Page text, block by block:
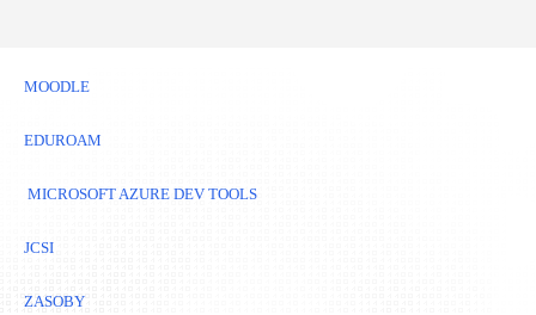
MOODLE
EDUROAM
MICROSOFT AZURE DEV TOOLS
JCSI
ZASOBY